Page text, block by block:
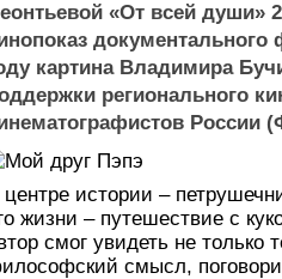
«От всей души»
картина Владимира
регионального
России
истории –
жизни – путешествие с
смог увидеть не только
смысл,